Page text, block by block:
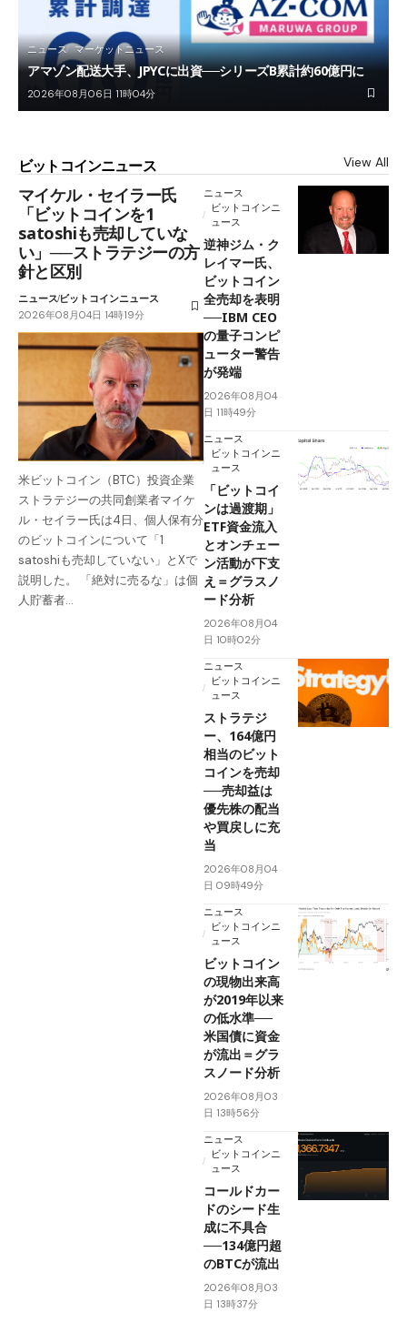
ニュース マーケットニュース
アマゾン配送大手、JPYCに出資──シリーズB累計約60億円に
2026年08月06日 11時04分
ビットコインニュース View All
マイケル・セイラー氏
「ビットコインを1
satoshiも売却していな
い」──ストラテジーの方
針と区別
ニュースビットコインニュース
2026年08月04日 14時19分
米ビットコイン（BTC）投資企業
ストラテジーの共同創業者マイケ
ル・セイラー氏は4日、個人保有分
のビットコインについて「1
satoshiも売却していない」とXで
説明した。 「絶対に売るな」は個
人貯蓄者…
ニュース
ビットコインニ
ュース
逆神ジム・ク
レイマー氏、
ビットコイン
全売却を表明
──IBM CEO
の量子コンピ
ューター警告
が発端
2026年08月04
日 11時49分
ニュース
ビットコインニ
ュース
「ビットコイ
ンは過渡期」
ETF資金流入
とオンチェー
ン活動が下支
え＝グラスノ
ード分析
2026年08月04
日 10時02分
ニュース
ビットコインニ
ュース
ストラテジ
ー、164億円
相当のビット
コインを売却
──売却益は
優先株の配当
や買戻しに充
当
2026年08月04
日 09時49分
ニュース
ビットコインニ
ュース
ビットコイン
の現物出来高
が2019年以来
の低水準──
米国債に資金
が流出＝グラ
スノード分析
2026年08月03
日 13時56分
ニュース
ビットコインニ
ュース
コールドカー
ドのシード生
成に不具合
──134億円超
のBTCが流出
2026年08月03
日 13時37分